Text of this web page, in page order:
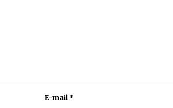
E-mail*